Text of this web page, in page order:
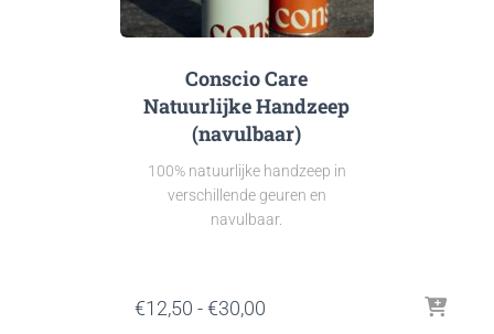
Conscio Care
Natuurlijke Handzeep
(navulbaar)
100% natuurlijke handzeep in
verschillende geuren en
navulbaar.
€12,50 -€30,00